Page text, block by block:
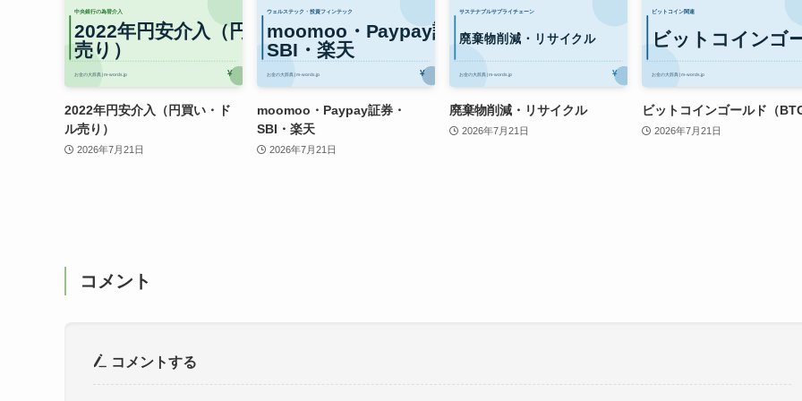
2022年円安介入（円買い・ド
ル売り）
2026年7月21日
moomoo・Paypay証券・
SBI・楽天
2026年7月21日
廃棄物削減・リサイクル
2026年7月21日
ビットコインゴールド（
2026年7月21日
コメント
コメントする